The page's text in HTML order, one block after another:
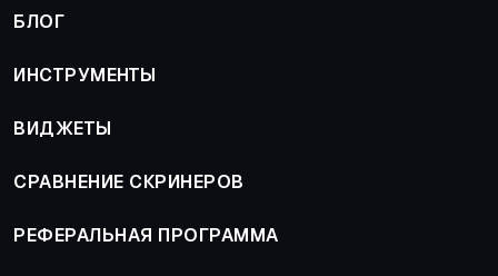
БЛОГ
ИНСТРУМЕНТЫ
ВИДЖЕТЫ
СРАВНЕНИЕ СКРИНЕРОВ
РЕФЕРАЛЬНАЯ ПРОГРАММА